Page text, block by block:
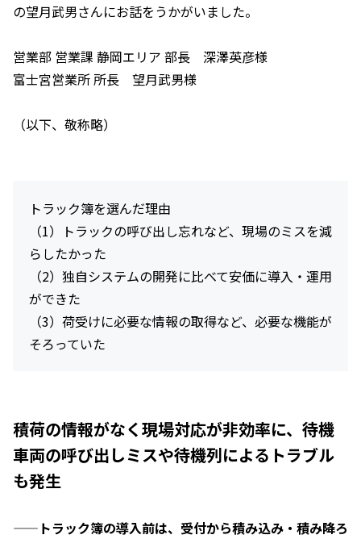
の望月武男さんにお話をうかがいました。
営業部 営業課 静岡エリア 部長 深澤英彦様
富士宮営業所 所長 望月武男様
（以下、敬称略）
トラック簿を選んだ理由
（1）トラックの呼び出し忘れなど、現場のミスを減
らしたかった
（2）独自システムの開発に比べて安価に導入・運用
ができた
（3）荷受けに必要な情報の取得など、必要な機能が
そろっていた
積荷の情報がなく現場対応が非効率に、待機
車両の呼び出しミスや待機列によるトラブル
も発生
——トラック簿の導入前は、受付から積み込み・積み降ろ